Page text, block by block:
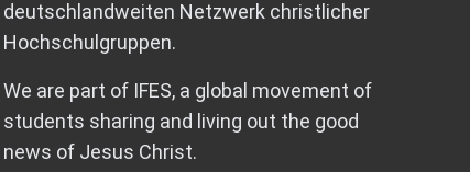
deutschlandweiten Netzwerk christlicher
Hochschulgruppen.
We are part of IFES, a global movement of
students sharing and living out the good
news of Jesus Christ.